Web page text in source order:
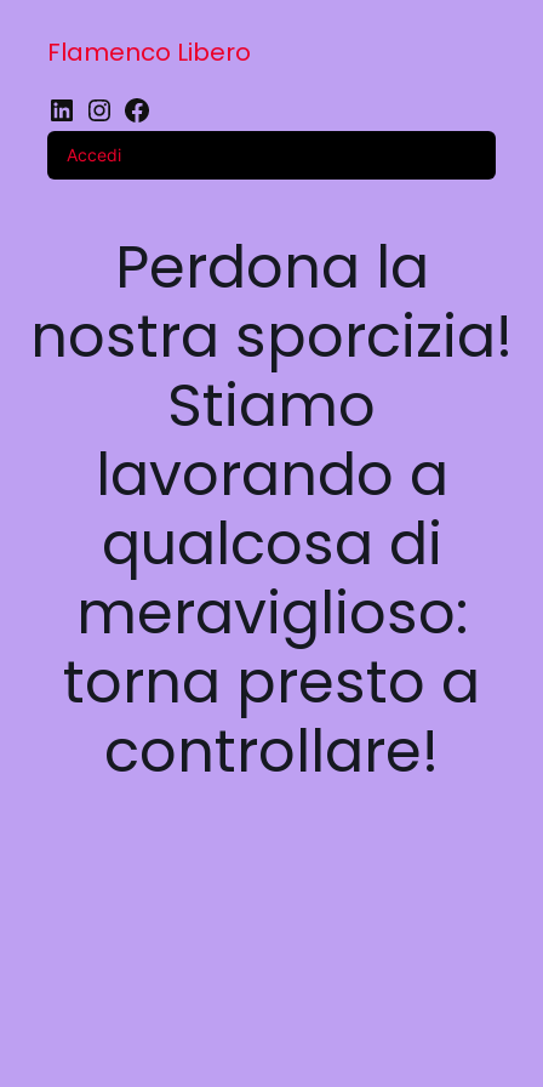
Flamenco Libero
LinkedIn
Instagram
Facebook
Accedi
Perdona la
nostra sporcizia!
Stiamo
lavorando a
qualcosa di
meraviglioso:
torna presto a
controllare!